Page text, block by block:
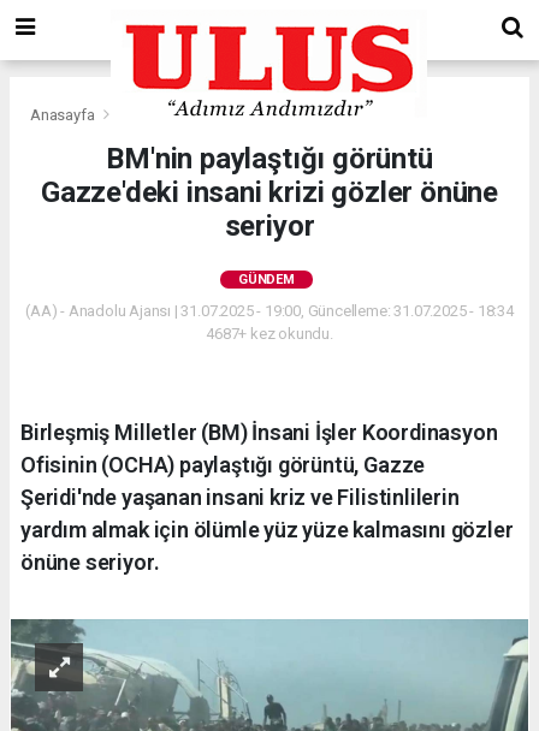
Anasayfa Gündem
BM'nin paylaştığı görüntü
Gazze'deki insani krizi gözler önüne
seriyor
GÜNDEM
(AA) - Anadolu Ajansı | 31.07.2025 - 19:00, Güncelleme: 31.07.2025 - 18:34
4687+ kez okundu.
Birleşmiş Milletler (BM) İnsani İşler Koordinasyon
Ofisinin (OCHA) paylaştığı görüntü, Gazze
Şeridi'nde yaşanan insani kriz ve Filistinlilerin
yardım almak için ölümle yüz yüze kalmasını gözler
önüne seriyor.